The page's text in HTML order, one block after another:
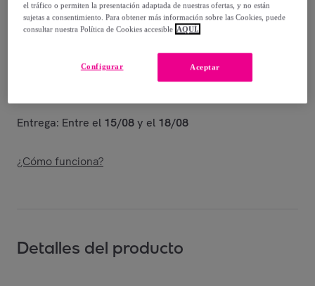
Entrega: Entre el 15/08y el 18/08
¿Cómo funciona?
Detalles del producto
el tráfico o permiten la presentación adaptada de nuestras ofertas, y no están
sujetas a consentimiento. Para obtener más información sobre las Cookies, puede
consultar nuestra Política de Cookies accesible AQUÍ.
Aceptar
Configurar